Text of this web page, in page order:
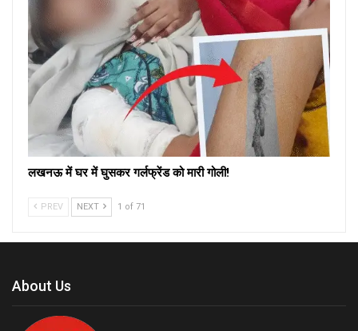
लखनऊ में घर में घुसकर गर्लफ्रेंड को मारी गोली!
PREV NEXT 1 of 71
About Us